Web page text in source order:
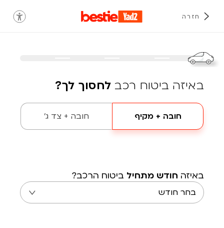
חזרה
באיזה ביטוח רכב לחסוך לך?
חובה + מקיף חובה + צד ג'
באיזה חודש מתחיל ביטוח הרכב?